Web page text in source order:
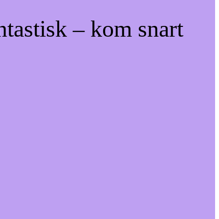
– kom snart